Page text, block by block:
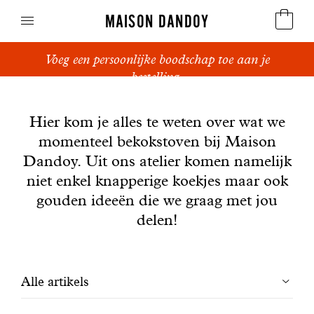
MAISON DANDOY
Speculoos
Suikerbrood en peperkoek
Cakes
Snoepgoed
Voeg een persoonlijke boodschap toe aan je
bestelling.
Hier kom je alles te weten over wat we
momenteel bekokstoven bij Maison
Dandoy. Uit ons atelier komen namelijk
niet enkel knapperige koekjes maar ook
gouden ideeën die we graag met jou
delen!
Filtrer
Alle artikels